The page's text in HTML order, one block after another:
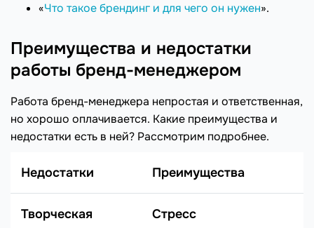
«Что такое брендинг и для чего он нужен».
Преимущества и недостатки
работы бренд-менеджером
Работа бренд-менеджера непростая и ответственная,
но хорошо оплачивается. Какие преимущества и
недостатки есть в ней? Рассмотрим подробнее.
Недостатки Преимущества
Творческая
Стресс